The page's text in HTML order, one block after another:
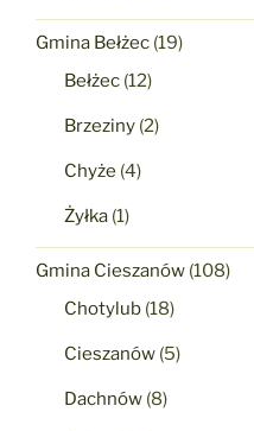
Gmina Bełżec (19)
Bełżec (12)
Brzeziny (2)
Chyże (4)
Żyłka (1)
Gmina Cieszanów (108)
Chotylub (18)
Cieszanów (5)
Dachnów (8)